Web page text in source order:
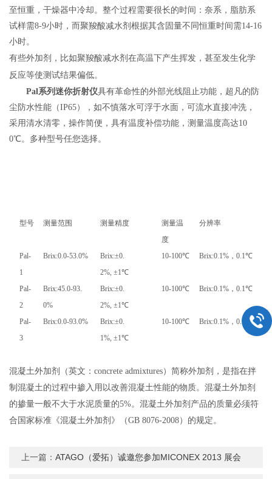
至恒重，干燥器中冷却。整个过程需要很长的时间：奈系，脂肪系
试样需8-9小时，而聚羧酸减水剂根据其含固量不同恒重时间需14-16
小时。
有些外加剂，比如聚羧酸减水剂在高温下产生挥发，甚至发生化学
反应等使测试结果偏低。
Pal系列迷你折射仪具有革命性的外部光线阻止功能，超凡的防
尘防水性能（IP65），如不慎落水可浮于水面，可流水直接冲洗，
采用清水清零，操作简便，具有温度补偿功能，测量温度高达10
0℃。多种型号任您选择。
型号 测量范围 测量精度
测量温
度
分辨率
Pal-
1
Brix:0.0-53.0% Brix:±0.
2%, ±1℃
10-100℃ Brix:0.1%， 0.1℃
Pal-
2
Brix:45.0-93.
0%
Brix:±0.
2%, ±1℃
10-100℃ Brix:0.1%， 0.1℃
Pal-
3
Brix:0.0-93.0% Brix:±0.
1%, ±1℃
10-100℃ Brix:0.1%， 0.1 ℃
混凝土外加剂（英文：concrete admixtures）简称外加剂，是指在拌
制混凝土的过程中掺入用以改善混凝土性能的物质。混凝土外加剂
的掺量一般不大于水泥质量的5%。混凝土外加剂产品的质量必须符
合国家标准《混凝土外加剂》（GB 8076-2008）的规定。
上一篇：ATAGO（爱拓）诚邀您参加MICONEX 2013 展会